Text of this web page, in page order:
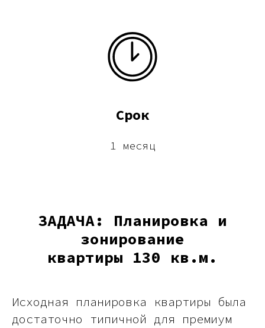
Срок
1 месяц
ЗАДАЧА: Планировка и
зонирование
квартиры 130 кв.м.
Исходная планировка квартиры была
достаточно типичной для премиум